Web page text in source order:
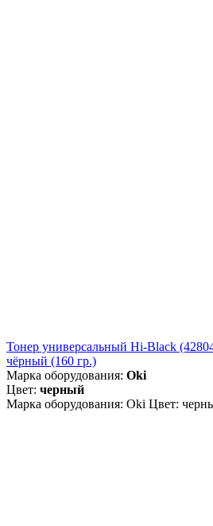
Тонер универсальный Hi-Black
чёрный (160 гр.)
Марка оборудования: Oki
Цвет: черный
Марка оборудования: Oki Цвет: